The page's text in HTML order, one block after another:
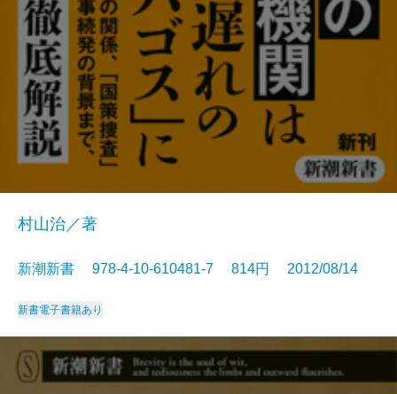
村山治／著
新潮新書 978-4-10-610481-7 814円 2012/08/14
新書電子書籍あり